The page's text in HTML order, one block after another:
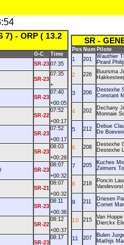
7) - ORP ( 13.2
G-C Time
SR-23 07:35
SR-23
07:35
+
SR-23
07:40
+00:05
SR-22
07:52
+00:17
SR-23
07:52
+00:17
SR-23
08:03
+00:28
SR-23
08:07
+00:32
SR-21
08:07
+00:32
SR-23
08:11
+00:36
SR-22
08:12
+00:37
SR-23
08:17
SR -
Pos Num Pilote
1 201
Wauthier
Pirard
2 226
Buursma
3 206
Destexhe
Constant
4 202
Dechany
Monnaie
5 212
Debue
De
6 208
Destexhe
Destexhe
7 205
Kuches
Zeimers
8 218
Poncin
9 211
Driesen
Cornet
10 215
Van
Dierckx
11 207
Bulen
Mathijs